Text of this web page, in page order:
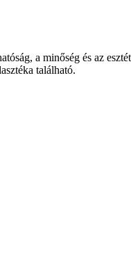
a minőség és az
található.